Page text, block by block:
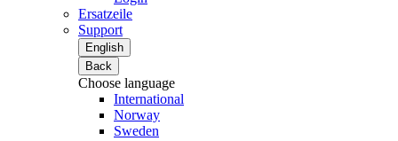
Ersatzeile
Support
English
Back
Choose language
International
Norway
Sweden